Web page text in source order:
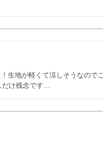
生地が軽くて涼しそうなのでこ
け残念です…